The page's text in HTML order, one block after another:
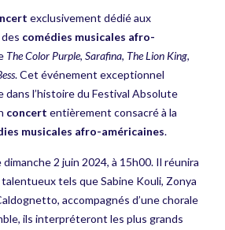
exclusivement dédié aux
comédies musicales afro-
The Color Purple, Sarafina, The Lion King,
. Cet événement exceptionnel
dans l’histoire du Festival Absolute
concert entièrement consacré à la
musicales afro-américaines.
dimanche 2 juin 2024, à 15h00. Il réunira
tels que Sabine Kouli, Zonya
accompagnés d’une chorale
ils interpréteront les plus grands